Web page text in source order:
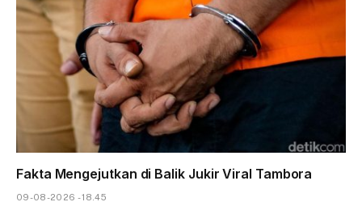
Fakta Mengejutkan di Balik Jukir Viral Tambora
09-08-2026 - 18.45